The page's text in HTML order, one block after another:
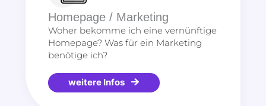
Homepage / Marketing
Woher bekomme ich eine vernünftige
Homepage? Was für ein Marketing
benötige ich?
weitere Infos